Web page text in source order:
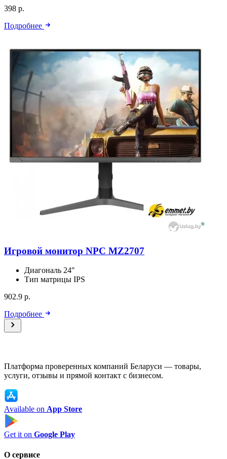
398 р.
Подробнее
Игровой монитор NPC MZ2707
Диагональ 24″
Тип матрицы IPS
902.9 р.
Подробнее
Платформа проверенных компаний Беларуси — товары,
услуги, отзывы и прямой контакт с бизнесом.
Available on App Store
Get it on Google Play
О сервисе